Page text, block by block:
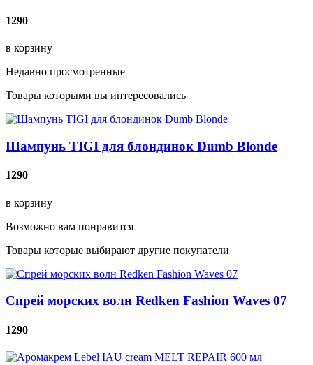
1290
в корзину
Недавно просмотренные
Товары которыми вы интересовались
Шампунь TIGI для блондинок Dumb Blonde
1290
в корзину
Возможно вам понравится
Товары которые выбирают другие покупатели
Спрей морских волн Redken Fashion Waves 07
1290